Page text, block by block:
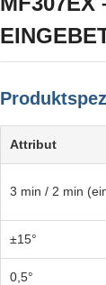
Attribut
3 min / 2 min
±15°
0,5°